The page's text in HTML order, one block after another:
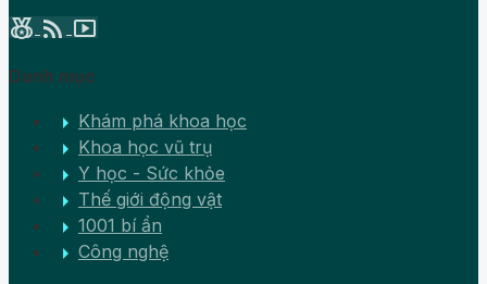
social_leaderboard rss_feed smart_display
Danh mục
arrow_right Khám phá khoa học
arrow_right Khoa học vũ trụ
arrow_right Y học - Sức khỏe
arrow_right Thế giới động vật
arrow_right 1001 bí ẩn
arrow_right Công nghệ